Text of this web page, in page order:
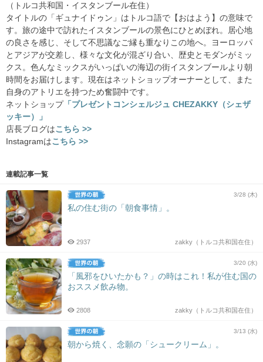
（トルコ共和国・イスタンブール在住）
タイトルの「ギュナイドゥン」はトルコ語で【おはよう】の意味で
す。旅の途中で訪れたイスタンブールの景色にひとめぼれ。居心地
の良さを感じ、そして不思議なご縁も重なりこの地へ。ヨーロッパ
とアジアが交差し、様々な文化が混ざり合い、歴史とモダンがミッ
クス。色んなミックスがいっぱいの海辺の街イスタンブールより朝
時間をお届けします。現在はネットショップオーナーとして、また
自身のアトリエを持つため奮闘中です。
ネットショップ 「プレゼントコンシェルジュ CHEZAKKY（シェザ
ッキー）」
店長ブログはこちら >>
Instagramはこちら >>
連載記事一覧
3/28 (木)
私の住む街の「朝食事情」。
zakky（トルコ共和国在住）
2937
3/20 (水)
「風邪をひいたかも？」の時はこれ！私が住む国の
おススメ飲み物。
zakky（トルコ共和国在住）
2808
3/13 (水)
朝から焼く、念願の「シュークリーム」。